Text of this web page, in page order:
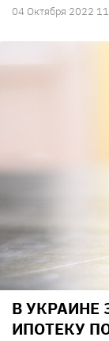
04 Октября 2022
В УКРАИНЕ
ИПОТЕКУ